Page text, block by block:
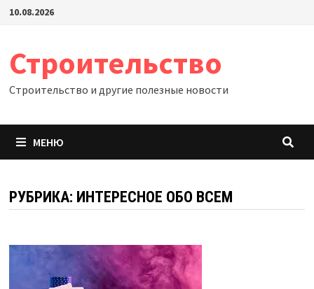
Перейти
10.08.2026
Строительство
Строительство и другие полезные новости
МЕНЮ
РУБРИКА: ИНТЕРЕСНОЕ ОБО ВСЕМ